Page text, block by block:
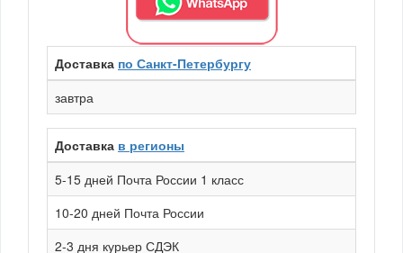
Доставка по Санкт-Петербургу
завтра
Доставка в регионы
5-15 дней Почта России 1 класс
10-20 дней Почта России
2-3 дня курьер СДЭК